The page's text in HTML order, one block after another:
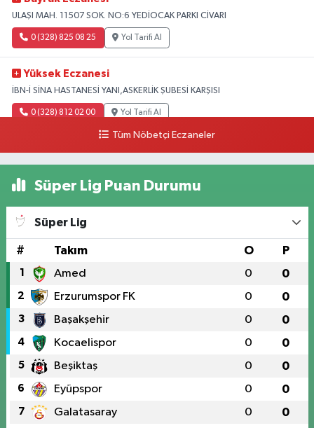
ULAŞI MAH. 11507 SOK. NO:6 YEDİOCAK PARKI CİVARI
0 (328) 825 08 25 Yol Tarifi Al
Yüksek Eczanesi
İBN-İ SİNA HASTANESİ YANI,ASKERLİK ŞUBESİ KARŞISI
0 (328) 812 02 00 Yol Tarifi Al
Tüm Nöbetçi Eczaneler
Süper Lig Puan Durumu
Süper Lig
# Takım O P
1 Amed 0 0
2 Erzurumspor FK 0 0
3 Başakşehir 0 0
4 Kocaelispor 0 0
5 Beşiktaş 0 0
6 Eyüpspor 0 0
7 Galatasaray 0 0